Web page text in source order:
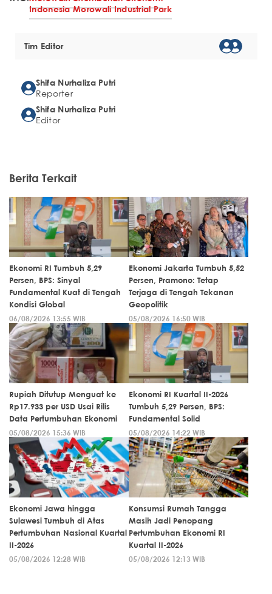
Indonesia Morowali Industrial Park
Tim Editor
Shifa Nurhaliza Putri
Reporter
Shifa Nurhaliza Putri
Editor
Berita Terkait
Ekonomi RI Tumbuh 5,29
Persen, BPS: Sinyal
Fundamental Kuat di Tengah
Kondisi Global
06/08/2026 13:55 WIB
Ekonomi Jakarta Tumbuh 5,52
Persen, Pramono: Tetap
Terjaga di Tengah Tekanan
Geopolitik
05/08/2026 16:50 WIB
Rupiah Ditutup Menguat ke
Rp17.933 per USD Usai Rilis
Data Pertumbuhan Ekonomi
05/08/2026 15:36 WIB
Ekonomi RI Kuartal II-2026
Tumbuh 5,29 Persen, BPS:
Fundamental Solid
05/08/2026 14:22 WIB
Ekonomi Jawa hingga
Sulawesi Tumbuh di Atas
Pertumbuhan Nasional Kuartal
II-2026
05/08/2026 12:28 WIB
Konsumsi Rumah Tangga
Masih Jadi Penopang
Pertumbuhan Ekonomi RI
Kuartal II-2026
05/08/2026 12:13 WIB